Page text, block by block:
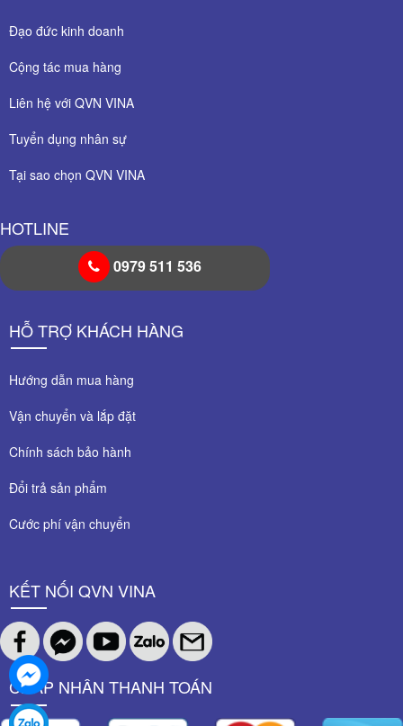
Đạo đức kinh doanh
Cộng tác mua hàng
Liên hệ với QVN VINA
Tuyển dụng nhân sự
Tại sao chọn QVN VINA
HOTLINE
0979 511 536
HỖ TRỢ KHÁCH HÀNG
Hướng dẫn mua hàng
Vận chuyển và lắp đặt
Chính sách bảo hành
Đổi trả sản phẩm
Cước phí vận chuyển
KẾT NỐI QVN VINA
CHẤP NHÂN THANH TOÁN